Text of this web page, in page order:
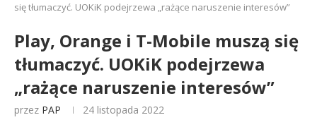
się tłumaczyć. UOKiK podejrzewa „rażące naruszenie interesów”
Play, Orange i T-Mobile muszą się
tłumaczyć. UOKiK podejrzewa
„rażące naruszenie interesów”
przez PAP 24 listopada 2022